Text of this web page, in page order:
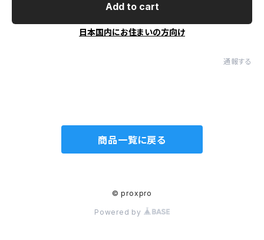
Add to cart
日本国内にお住まいの方向け
通報する
商品一覧に戻る
© proxpro
Powered by